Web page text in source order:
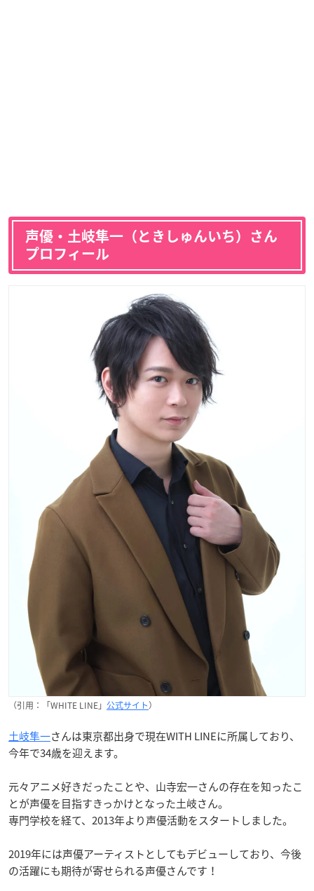
声優・土岐隼一（ときしゅんいち）さん
プロフィール
（引用：「WHITE LINE」 公式サイト）
土岐隼一さんは東京都出身で現在WITH LINEに所属しており、
今年で34歳を迎えます。
元々アニメ好きだったことや、山寺宏一さんの存在を知ったこ
とが声優を目指すきっかけとなった土岐さん。
専門学校を経て、2013年より声優活動をスタートしました。
2019年には声優アーティストとしてもデビューしており、今後
の活躍にも期待が寄せられる声優さんです！